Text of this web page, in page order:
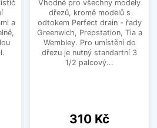
a
Vhodné pro všechny modely
dřezů, kromě modelů s
odtokem Perfect drain - řady
Greenwich, Prepstation, Tia a
Wembley. Pro umístění do
dřezu je nutný standartní 3
1/2 palcový...
Cena
310 Kč